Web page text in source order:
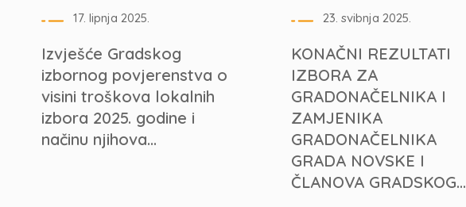
17. lipnja 2025.
Izvješće Gradskog
izbornog povjerenstva o
visini troškova lokalnih
izbora 2025. godine i
načinu njihova...
23. svibnja 2025.
KONAČNI REZULTATI
IZBORA ZA
GRADONAČELNIKA I
ZAMJENIKA
GRADONAČELNIKA
GRADA NOVSKE I
ČLANOVA GRADSKOG...